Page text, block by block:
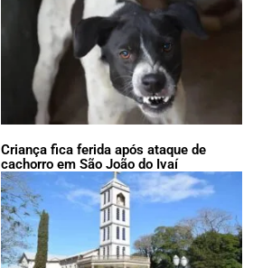
Criança fica ferida após ataque de
cachorro em São João do Ivaí